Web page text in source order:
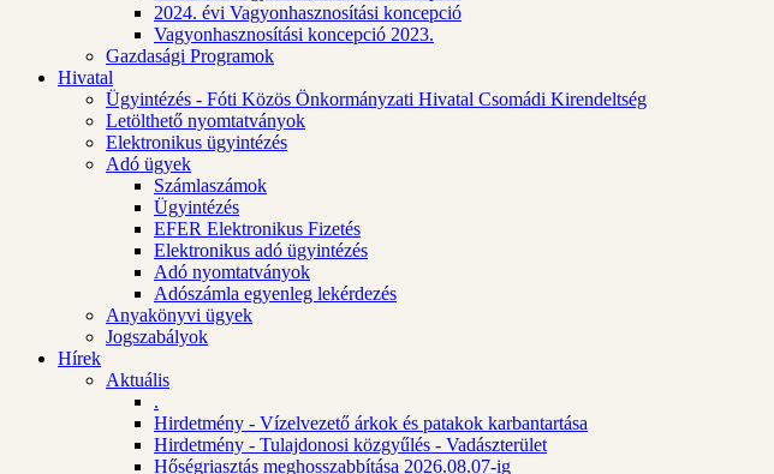
2024. évi Vagyonhasznosítási koncepció
Vagyonhasznosítási koncepció 2023.
Gazdasági Programok
Hivatal
Ügyintézés - Fóti Közös Önkormányzati Hivatal Csomádi Kirendeltség
Letölthető nyomtatványok
Elektronikus ügyintézés
Adó ügyek
Számlaszámok
Ügyintézés
EFER Elektronikus Fizetés
Elektronikus adó ügyintézés
Adó nyomtatványok
Adószámla egyenleg lekérdezés
Anyakönyvi ügyek
Jogszabályok
Hírek
Aktuális
.
Hirdetmény - Vízelvezető árkok és patakok karbantartása
Hirdetmény - Tulajdonosi közgyűlés - Vadászterület
Hőségriasztás meghosszabbítása 2026.08.07-ig